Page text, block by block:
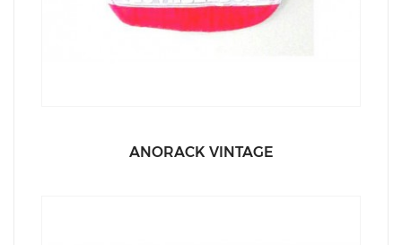
ANORACK VINTAGE